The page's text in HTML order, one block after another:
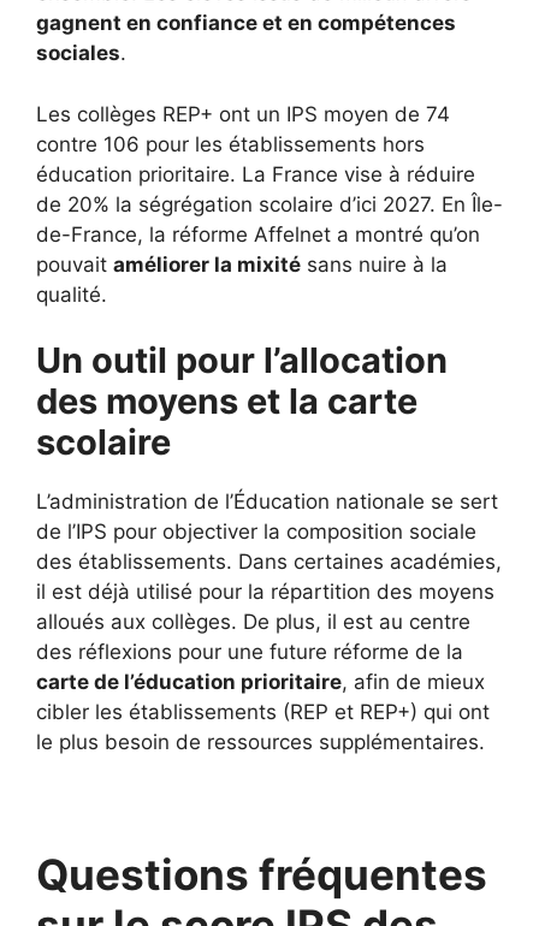
gagnent en confiance et en compétences
sociales.
Les collèges REP+ ont un IPS moyen de 74
contre 106 pour les établissements hors
éducation prioritaire. La France vise à réduire
de 20% la ségrégation scolaire d’ici 2027. En Île-
de-France, la réforme Affelnet a montré qu’on
pouvait améliorer la mixité sans nuire à la
qualité.
Un outil pour l’allocation
des moyens et la carte
scolaire
L’administration de l’Éducation nationale se sert
de l’IPS pour objectiver la composition sociale
des établissements. Dans certaines académies,
il est déjà utilisé pour la répartition des moyens
alloués aux collèges. De plus, il est au centre
des réflexions pour une future réforme de la
carte de l’éducation prioritaire, afin de mieux
cibler les établissements (REP et REP+) qui ont
le plus besoin de ressources supplémentaires.
Questions fréquentes